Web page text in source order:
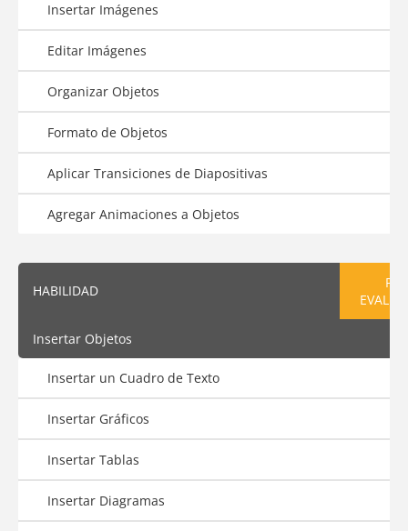
Insertar Imágenes
Editar Imágenes
Organizar Objetos
Formato de Objetos
Aplicar Transiciones de Diapositivas
Agregar Animaciones a Objetos
HABILIDAD
Insertar Objetos
Insertar un Cuadro de Texto
Insertar Gráficos
Insertar Tablas
Insertar Diagramas